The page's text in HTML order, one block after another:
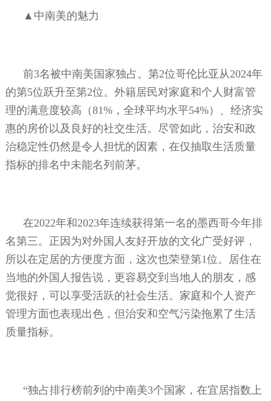
▲中南美的魅力
前3名被中南美国家独占。第2位哥伦比亚从2024年
的第5位跃升至第2位。外籍居民对家庭和个人财富管
理的满意度较高（81%，全球平均水平54%）、经济实
惠的房价以及良好的社交生活。尽管如此，治安和政
治稳定性仍然是令人担忧的因素，在仅抽取生活质量
指标的排名中未能名列前茅。
在2022年和2023年连续获得第一名的墨西哥今年排
名第三。正因为对外国人友好开放的文化广受好评，
所以在定居的方便度方面，这次也荣登第1位。居住在
当地的外国人报告说，更容易交到当地人的朋友，感
觉很好，可以享受活跃的社会生活。家庭和个人资产
管理方面也表现出色，但治安和空气污染拖累了生活
质量指标。
“独占排行榜前列的中南美3个国家，在宜居指数上